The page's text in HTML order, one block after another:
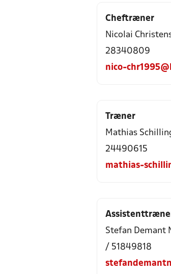
Cheftræner
Nicolai
28340809
nico-
Træner
Mathias
24490615
mathias-
Stefan Demant
/ 51849818